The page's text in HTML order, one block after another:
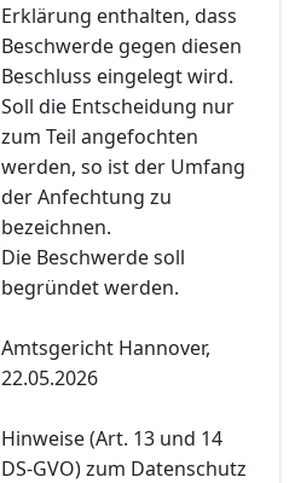
Erklärung enthalten, dass
Beschwerde gegen diesen
Beschluss eingelegt wird.
Soll die Entscheidung nur
zum Teil angefochten
werden, so ist der Umfang
der Anfechtung zu
bezeichnen.
Die Beschwerde soll
begründet werden.
Amtsgericht Hannover,
22.05.2026
Hinweise (Art. 13 und 14
DS-GVO) zum Datenschutz